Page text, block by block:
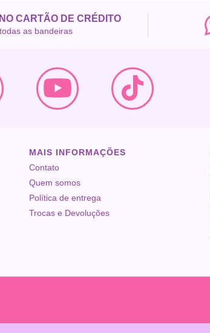
CARTÃO DE CRÉDITO
as bandeiras
MAIS INFORMAÇÕES
Contato
Quem somos
Política de entrega
Trocas e Devoluções